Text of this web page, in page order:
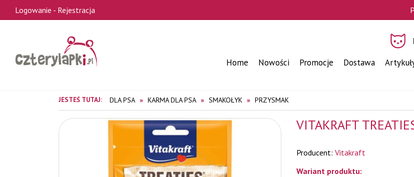
Logowanie - Rejestracja
Home Nowości Promocje Dostawa
JESTEŚ TUTAJ: DLA PSA KARMA DLA PSA SMAKOŁYK PRZYSMAK
VITAKRAFT
Producent: Vitakraft
Wariant produktu: